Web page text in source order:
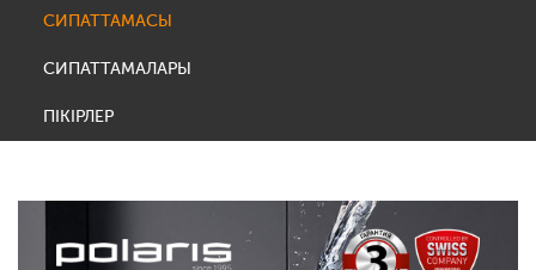
СИПАТТАМАСЫ
СИПАТТАМАЛАРЫ
ПІКІРЛЕР